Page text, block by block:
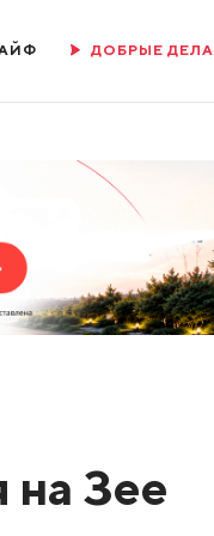
ДОБРЫЕ ДЕЛА
на Зее